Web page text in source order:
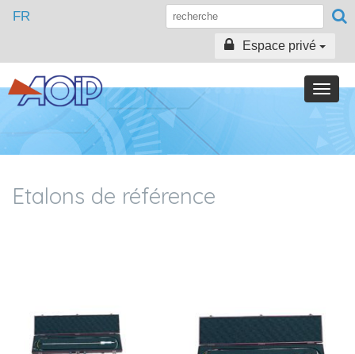
FR
Espace privé
Toggle
Etalons de référence